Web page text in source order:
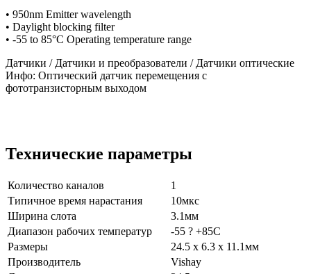
• 950nm Emitter wavelength
• Daylight blocking filter
• -55 to 85°C Operating temperature range
Датчики / Датчики и преобразователи / Датчики оптические
Инфо: Оптический датчик перемещения с
фототранзисторным выходом
Технические параметры
Количество каналов
1
Типичное время нарастания
10мкс
Ширина слота
3.1мм
Диапазон рабочих температур
-55 ? +85C
Размеры
24.5 x 6.3 x 11.1мм
Производитель
Vishay